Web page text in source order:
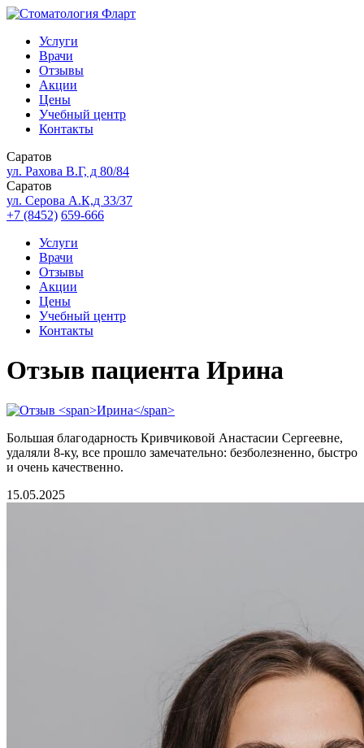
Услуги
Врачи
Отзывы
Акции
Цены
Учебный центр
Контакты
Саратов
ул. Рахова В.Г, д 80/84
Саратов
ул. Серова А.К,д 33/37
+7 (8452) 659-666
Услуги
Врачи
Отзывы
Акции
Цены
Учебный центр
Контакты
Отзыв пациента Ирина
Большая благодарность Кривчиковой Анастасии Сергеевне,
удаляли 8-ку, все прошло замечательно: безболезненно, быстро
и очень качественно.
15.05.2025